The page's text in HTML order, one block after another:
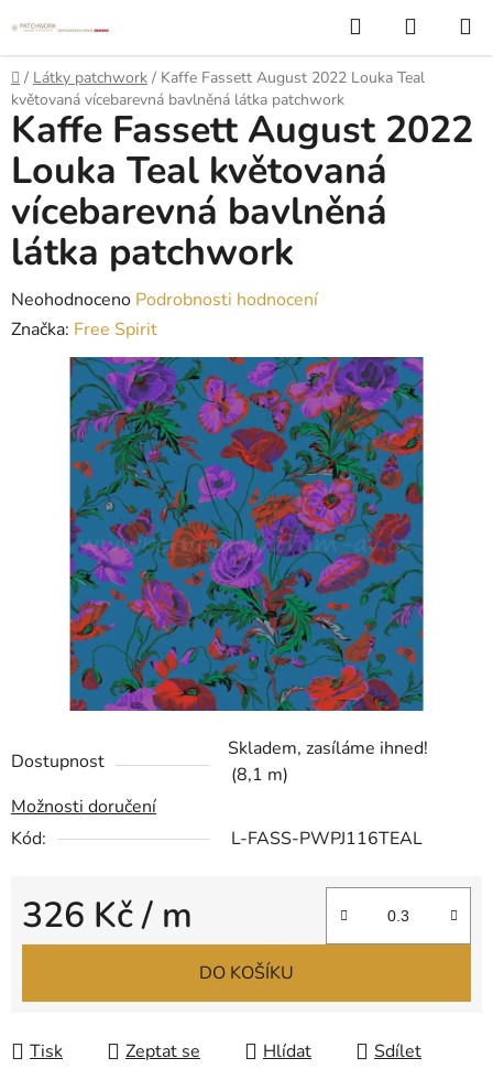
na
obsah
Hledat
KOŠÍK
Domů
/ Látky patchwork / Kaffe Fassett August 2022 Louka Teal
květovaná vícebarevná bavlněná látka patchwork
Dostupnost
Skladem, zasíláme ihned!
(8,1 m)
Možnosti doručení
Kód:
L-FASS-PWPJ116TEAL
326 Kč/ m
Měrná cena:
DO KOŠÍKU
Tisk Zeptat se Hlídat Sdílet
Kaffe Fassett August 2022
Louka Teal květovaná
vícebarevná bavlněná
látka patchwork
Průměrné
hodnocení
produktu
hvězdiček.
Neohodnoceno Podrobnosti hodnocení
Značka: Free Spirit